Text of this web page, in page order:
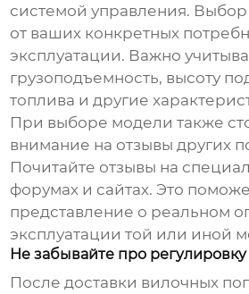
системой управления.
от ваших конкретных
эксплуатации. Важно
грузоподъемность, высоту
топлива и другие
При выборе модели также
внимание на отзывы других
Почитайте отзывы на
форумах и сайтах. Это
представление о реальном
эксплуатации той или иной
Не забывайте про
После доставки вилочных